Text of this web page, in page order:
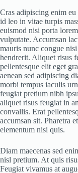
Cras adipiscing enim eu
id leo in vitae turpis
euismod nisi porta
vulputate. Accumsan
mauris nunc congue
hendrerit. Aliquet risus
pellentesque elit eget
aenean sed adipiscing
morbi tempus iaculis
feugiat pretium nibh
aliquet risus feugiat in
convallis. Erat
accumsan sit. Pharetra
elementum nisi quis.
Diam maecenas sed
nisl pretium. At quis
Feugiat vivamus at